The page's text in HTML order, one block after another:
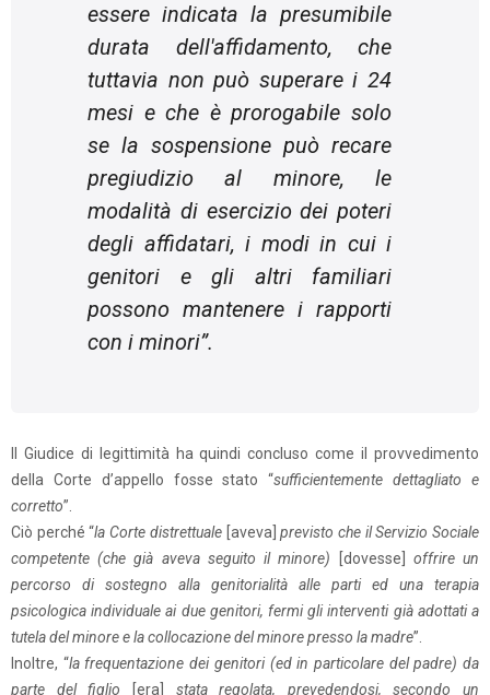
essere indicata la presumibile
durata dell'affidamento, che
tuttavia non può superare i 24
mesi e che è prorogabile solo
se la sospensione può recare
pregiudizio al minore, le
modalità di esercizio dei poteri
degli affidatari, i modi in cui i
genitori e gli altri familiari
possono mantenere i rapporti
con i minori”.
Il Giudice di legittimità ha quindi concluso come il provvedimento
della Corte d’appello fosse stato “sufficientemente dettagliato e
corretto”.
Ciò perché “la Corte distrettuale[aveva]previsto che il Servizio Sociale
competente (che già aveva seguito il minore) [dovesse] offrire un
percorso di sostegno alla genitorialità alle parti ed una terapia
psicologica individuale ai due genitori, fermi gli interventi già adottati a
tutela del minore e la collocazione del minore presso la madre”.
Inoltre, “la frequentazione dei genitori (ed in particolare del padre) da
parte del figlio [era] stata regolata, prevedendosi, secondo un